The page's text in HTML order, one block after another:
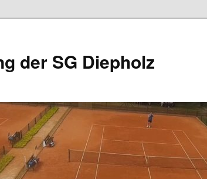
der SG Diepholz